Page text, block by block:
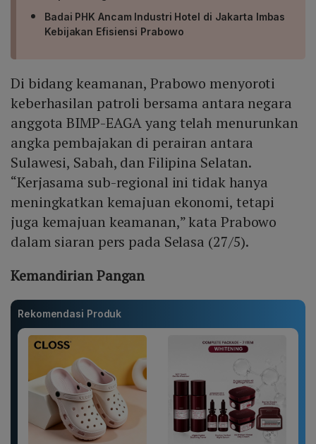
Badai PHK Ancam Industri Hotel di Jakarta Imbas
Kebijakan Efisiensi Prabowo
Di bidang keamanan, Prabowo menyoroti
keberhasilan patroli bersama antara negara
anggota BIMP-EAGA yang telah menurunkan
angka pembajakan di perairan antara
Sulawesi, Sabah, dan Filipina Selatan.
“Kerjasama sub-regional ini tidak hanya
meningkatkan kemajuan ekonomi, tetapi
juga kemajuan keamanan,” kata Prabowo
dalam siaran pers pada Selasa (27/5).
Kemandirian Pangan
Rekomendasi Produk